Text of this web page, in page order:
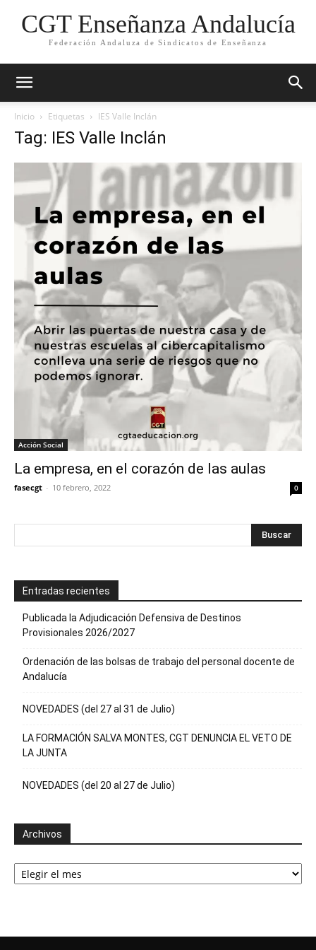
CGT Enseñanza Andalucía
Federación Andaluza de Sindicatos de Enseñanza
Inicio Etiquetas IES Valle Inclán
Tag: IES Valle Inclán
Acción Social
La empresa, en el corazón de las aulas
fasecgt - 10 febrero, 2022 0
Entradas recientes
Publicada la Adjudicación Defensiva de Destinos
Provisionales 2026/2027
Ordenación de las bolsas de trabajo del personal docente de
Andalucía
NOVEDADES (del 27 al 31 de Julio)
LA FORMACIÓN SALVA MONTES, CGT DENUNCIA EL VETO DE
LA JUNTA
NOVEDADES (del 20 al 27 de Julio)
Archivos
Archivos